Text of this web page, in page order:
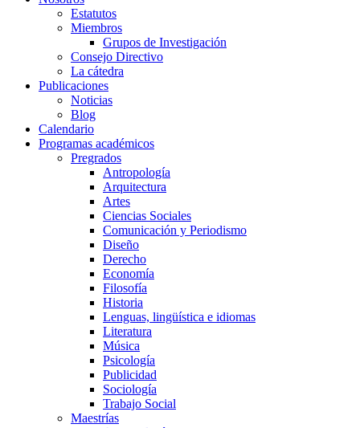
Estatutos
Miembros
Grupos de Investigación
Consejo Directivo
La cátedra
Publicaciones
Noticias
Blog
Calendario
Programas académicos
Pregrados
Antropología
Arquitectura
Artes
Ciencias Sociales
Comunicación y Periodismo
Diseño
Derecho
Economía
Filosofía
Historia
Lenguas, lingüística e idiomas
Literatura
Música
Psicología
Publicidad
Sociología
Trabajo Social
Maestrías